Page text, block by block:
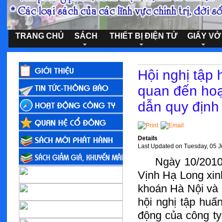
TRANG CHỦ SÁCH THIẾT BỊ ĐIỆN TỬ GIẤY VỞ
Hội nghị tập
quan đến
dẫn quy
Details
Last Updated on Tuesday, 05
Ngày 10/
Vịnh Hạ Long
khoán Hà Nội
hội nghị tập
động của công